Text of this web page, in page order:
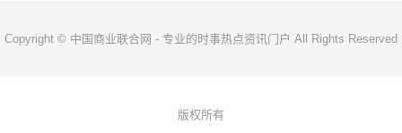
Copyright © 中国商业联合网 - 专业的时事热点资讯门户 All Rights Reserved
版权所有